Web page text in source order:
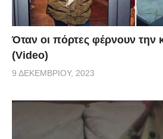
Όταν οι πόρτες φέρνουν την
(Video)
9 ΔΕΚΕΜΒΡΊΟΥ, 2023